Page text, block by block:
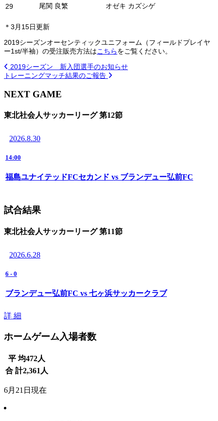
29
尾関 良繁 オゼキ カズシゲ
＊3月15日更新
2019シーズンオーセンティックユニフォーム（フィールドプレイヤ
ー1st/半袖）の受注販売方法はこちらをご覧ください。
2019シーズン 新入団選手のお知らせ
トレーニングマッチ結果のご報告
NEXT GAME
東北社会人サッカーリーグ 第12節
2026.8.30
14:00
福島ユナイテッドFCセカンド vs ブランデュー弘前FC
試合結果
東北社会人サッカーリーグ 第11節
2026.6.28
6 - 0
ブランデュー弘前FC vs 七ヶ浜サッカークラブ
詳 細
ホームゲーム入場者数
平 均472人
合 計2,361 人
6月21日現在